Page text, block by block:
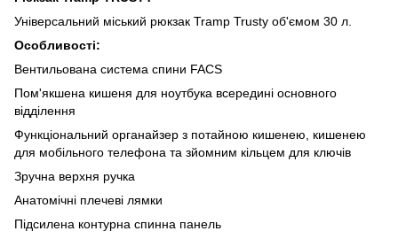
Універсальний міський рюкзак Tramp Trusty об'ємом 30 л.
Особливості:
Вентильована система спини FACS
Пом'якшена кишеня для ноутбука всередині основного
відділення
Функціональний органайзер з потайною кишенею, кишенею
для мобільного телефона та зйомним кільцем для ключів
Зручна верхня ручка
Анатомічні плечеві лямки
Підсилена контурна спинна панель